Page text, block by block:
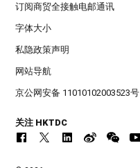
订阅商贸全接触电邮通讯
字体大小
私隐政策声明
网站导航
京公网安备 11010102003523号
关注 HKTDC